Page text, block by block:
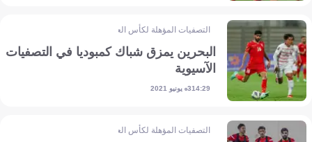
التصفيات المؤهلة لكأس العالم - آسيا
البحرين يمزق شباك كمبوديا في التصفيات
الآسيوية
14:293 يونيو 2021
التصفيات المؤهلة لكأس العالم - آسيا